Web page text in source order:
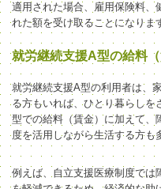
適用された場合、雇用保険料、
れた額を受け取ることになりま
就労継続支援A型の給料
就労継続支援A型の利用者は、
る方もいれば、ひとり暮らし
型での給料（賃金）に加えて、
度を活用しながら生活する方も
例えば、自立支援医療制度では